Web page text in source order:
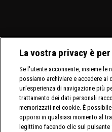
La vostra privacy è
Se l'utente acconsente, insieme le
possiamo archiviare e accedere
un'esperienza di navigazione più
trattamento dei dati personali
memorizzati nei cookie. È
opporsi in qualsiasi momento al
legittimo facendo clic sul pulsante